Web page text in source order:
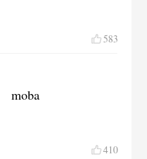
583
moba
410